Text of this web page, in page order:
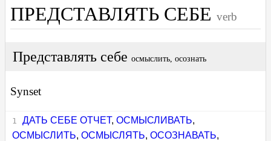
ПРЕДСТАВЛЯТЬ СЕБЕ verb
Представлять себе осмыслить, осознать
Synset
ДАТЬ СЕБЕ ОТЧЕТ, ОСМЫСЛИВАТЬ,
ОСМЫСЛИТЬ,ОСМЫСЛЯТЬ,ОСОЗНАВАТЬ,